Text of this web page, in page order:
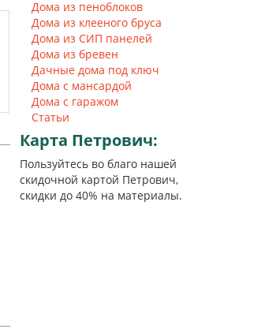
Дома из пеноблоков
Дома из клееного бруса
Дома из СИП панелей
Дома из бревен
Дачные дома под ключ
Дома с мансардой
Дома с гаражом
Статьи
Карта Петрович:
Пользуйтесь во благо нашей
скидочной картой Петрович,
скидки до 40% на материалы.